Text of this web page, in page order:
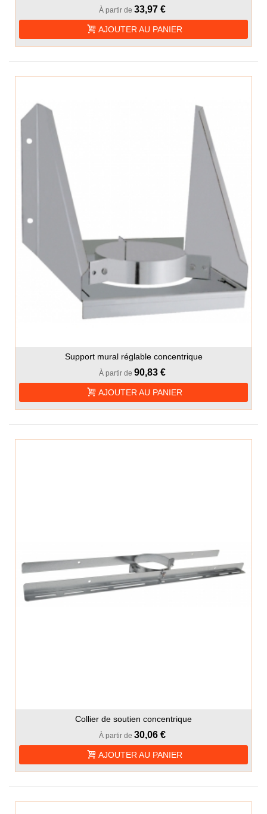
À partir de 33,97 €
AJOUTER AU PANIER
Support mural réglable concentrique
À partir de 90,83 €
AJOUTER AU PANIER
Collier de soutien concentrique
À partir de 30,06 €
AJOUTER AU PANIER